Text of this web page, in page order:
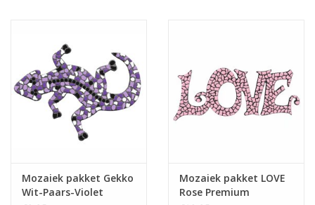
Mozaiek pakket Gekko
Wit-Paars-Violet
Mozaiek pakket LOVE
Rose Premium